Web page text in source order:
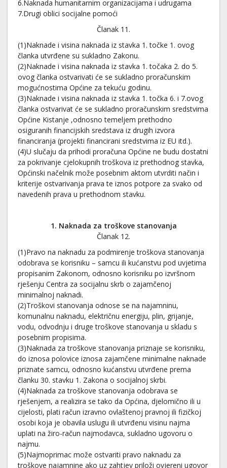
6.Naknada humanitarnim organizacijama i udrugama
7.Drugi oblici socijalne pomoći
Članak 11.
(1)Naknade i visina naknada iz stavka 1. točke 1. ovog
članka utvrđene su sukladno Zakonu.
(2)Naknade i visina naknada iz stavka 1. točaka 2. do 5.
ovog članka ostvarivati će se sukladno proračunskim
mogućnostima Općine za tekuću godinu.
(3)Naknade i visina naknada iz stavka 1. točka 6. i 7.ovog
članka ostvarivat će se sukladno proračunskim sredstvima
Općine Kistanje ,odnosno temeljem prethodno
osiguranih financijskih sredstava iz drugih izvora
financiranja (projekti financirani sredstvima iz EU itd.).
(4)U slučaju da prihodi proračuna Općine ne budu dostatni
za pokrivanje cjelokupnih troškova iz prethodnog stavka,
Općinski načelnik može posebnim aktom utvrditi način i
kriterije ostvarivanja prava te iznos potpore za svako od
navedenih prava u prethodnom stavku.
1. Naknada za troškove stanovanja
Članak 12.
(1)Pravo na naknadu za podmirenje troškova stanovanja
odobrava se korisniku – samcu ili kućanstvu pod uvjetima
propisanim Zakonom, odnosno korisniku po izvršnom
rješenju Centra za socijalnu skrb o zajamčenoj
minimalnoj naknadi.
(2)Troškovi stanovanja odnose se na najamninu,
komunalnu naknadu, električnu energiju, plin, grijanje,
vodu, odvodnju i druge troškove stanovanja u skladu s
posebnim propisima.
(3)Naknada za troškove stanovanja priznaje se korisniku,
do iznosa polovice iznosa zajamčene minimalne naknade
priznate samcu, odnosno kućanstvu utvrđene prema
članku 30. stavku 1. Zakona o socijalnoj skrbi.
(4)Naknada za troškove stanovanja odobrava se
rješenjem, a realizira se tako da Općina, djelomično ili u
cijelosti, plati račun izravno ovlaštenoj pravnoj ili fizičkoj
osobi koja je obavila uslugu ili utvrđenu visinu najma
uplati na žiro-račun najmodavca, sukladno ugovoru o
najmu.
(5)Najmoprimac može ostvariti pravo naknadu za
troškove najamnine ako uz zahtjev priloži ovjereni ugovor